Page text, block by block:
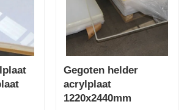
Gegoten helder
acrylplaat
1220x2440mm